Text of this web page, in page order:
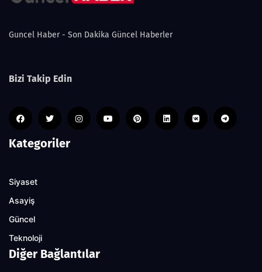
Guncel Haber - Son Dakika Güncel Haberler
Bizi Takip Edin
Kategoriler
Siyaset
Asayiş
Güncel
Teknoloji
Diğer Bağlantılar